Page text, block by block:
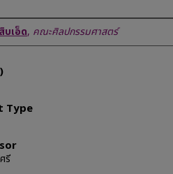
บเอ็ด, คณะศิลปกรรมศาสตร์
Type
รี